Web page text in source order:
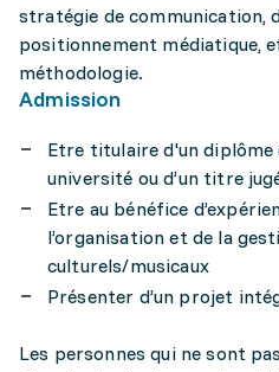
stratégie de communication,
positionnement médiatique,
méthodologie.
Admission
Etre titulaire d'un diplôme
université ou d’un titre
Etre au bénéfice
l’organisation et de la
culturels/musicaux
Présenter d’un projet
Les personnes qui ne sont